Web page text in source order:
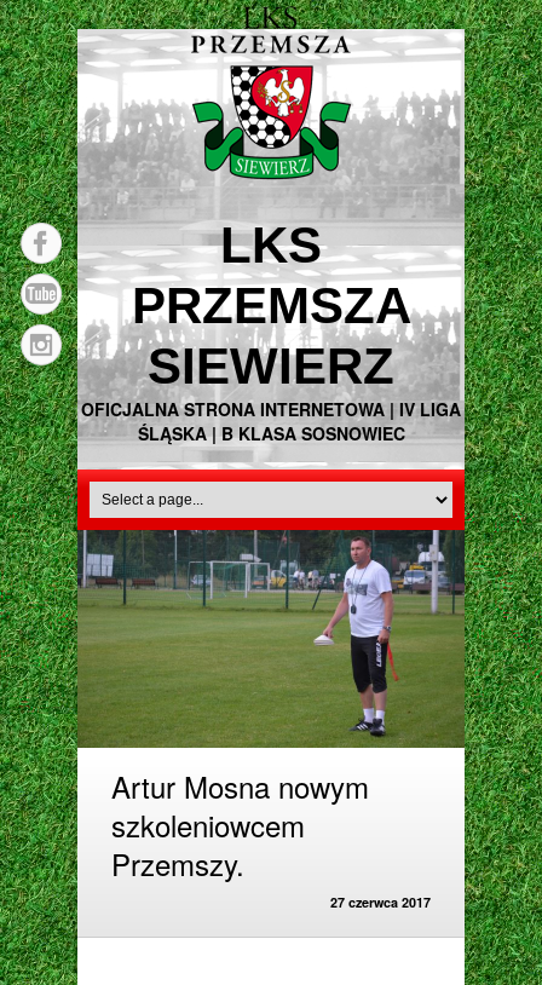
LKS
PRZEMSZA
SIEWIERZ
OFICJALNA STRONA INTERNETOWA | IV LIGA
ŚLĄSKA | B KLASA SOSNOWIEC
Artur Mosna nowym
szkoleniowcem
Przemszy.
27 czerwca 2017